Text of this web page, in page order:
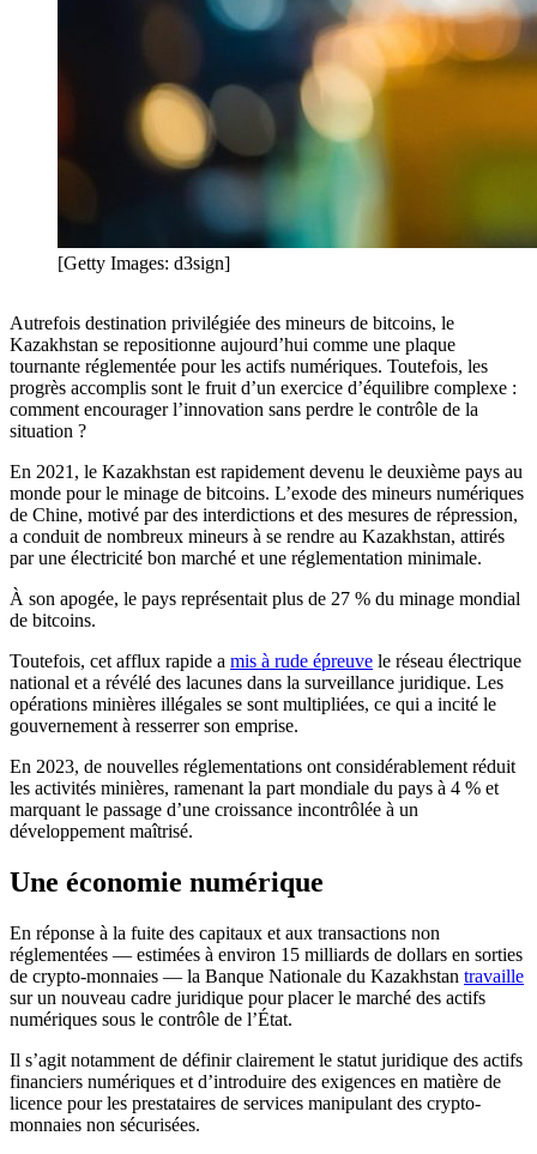
[Getty Images: d3sign]
Autrefois destination privilégiée des mineurs de bitcoins, le
Kazakhstan se repositionne aujourd’hui comme une plaque
tournante réglementée pour les actifs numériques. Toutefois, les
progrès accomplis sont le fruit d’un exercice d’équilibre complexe :
comment encourager l’innovation sans perdre le contrôle de la
situation ?
En 2021, le Kazakhstan est rapidement devenu le deuxième pays au
monde pour le minage de bitcoins. L’exode des mineurs numériques
de Chine, motivé par des interdictions et des mesures de répression,
a conduit de nombreux mineurs à se rendre au Kazakhstan, attirés
par une électricité bon marché et une réglementation minimale.
À son apogée, le pays représentait plus de 27 % du minage mondial
de bitcoins.
Toutefois, cet afflux rapide a mis à rude épreuve le réseau électrique
national et a révélé des lacunes dans la surveillance juridique. Les
opérations minières illégales se sont multipliées, ce qui a incité le
gouvernement à resserrer son emprise.
En 2023, de nouvelles réglementations ont considérablement réduit
les activités minières, ramenant la part mondiale du pays à 4 % et
marquant le passage d’une croissance incontrôlée à un
développement maîtrisé.
Une économie numérique
En réponse à la fuite des capitaux et aux transactions non
réglementées — estimées à environ 15 milliards de dollars en sorties
de crypto-monnaies — la Banque Nationale du Kazakhstan travaille
sur un nouveau cadre juridique pour placer le marché des actifs
numériques sous le contrôle de l’État.
Il s’agit notamment de définir clairement le statut juridique des actifs
financiers numériques et d’introduire des exigences en matière de
licence pour les prestataires de services manipulant des crypto-
monnaies non sécurisées.